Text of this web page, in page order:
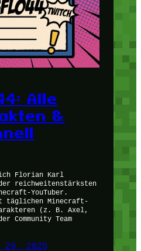
Alle
&
Florian Karl
reichweitenstärksten
YouTuber.
täglichen Minecraft-
(z. B. Axel,
Community Team
29, 2025